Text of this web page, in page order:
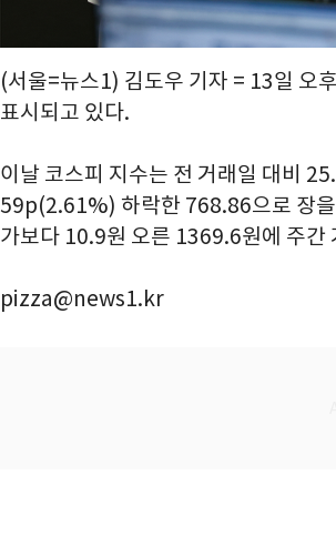
(서울=뉴스1) 김도우 기자 = 13일 오
표시되고 있다.
이날 코스피 지수는 전 거래일 대비
59p(2.61%) 하락한 768.86으로 장
가보다 10.9원 오른 1369.6원에 주
pizza@news1.kr